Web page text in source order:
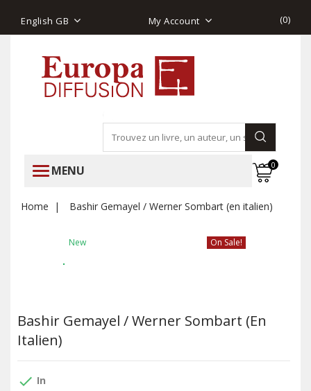
English GB My Account (0)
MENU 0
Home Bashir Gemayel / Werner Sombart (en italien)
On Sale!
New
Bashir Gemayel / Werner Sombart (en
Italien)
done In